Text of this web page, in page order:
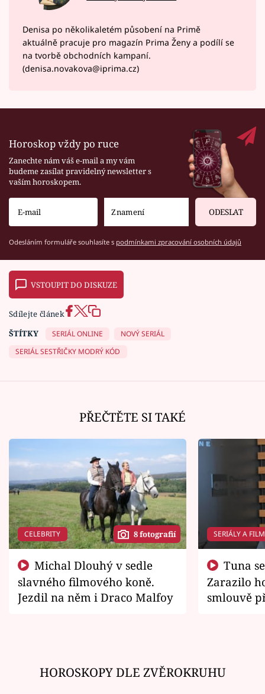
Denisa po několikaletém působení na Primě
aktuálně pracuje pro magazín Prima Ženy a podílí se
na tvorbě obchodních kampaní.
(denisa.novakova@iprima.cz)
Horoskop vždy po ruce
Zanechte nám váš e-mail a my vám
budeme zasílat pravidelný newsletter s
vaším horoskopem.
ODESLAT
Odesláním formuláře souhlasíte s podmínkami zpracování osobních údajů
VSTOUPIT DO DISKUZE
Sdílejte článek
ŠTÍTKY
SERIÁL ONLINE
NOVÝ SERIÁL
SERIÁL SESTŘIČKY MODRÝ KÓD
PŘEČTĚTE SI TAKÉ
CELEBRITY 8 fotografií
slavného filmového koně.
Jezdil na něm i Draco Malfoy
SERIÁLY A
Zarazilo
smlouvě
HOROSKOPY DLE ZVĚROKRUHU